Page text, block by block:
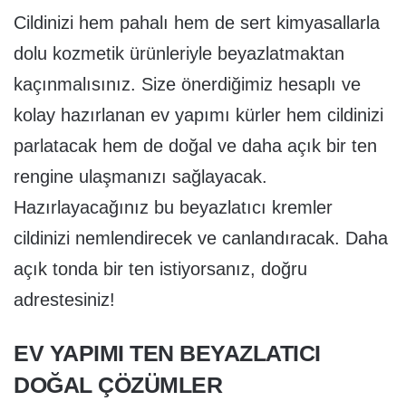
Cildinizi hem pahalı hem de sert kimyasallarla
dolu kozmetik ürünleriyle beyazlatmaktan
kaçınmalısınız. Size önerdiğimiz hesaplı ve
kolay hazırlanan ev yapımı kürler hem cildinizi
parlatacak hem de doğal ve daha açık bir ten
rengine ulaşmanızı sağlayacak.
Hazırlayacağınız bu beyazlatıcı kremler
cildinizi nemlendirecek ve canlandıracak. Daha
açık tonda bir ten istiyorsanız, doğru
adrestesiniz!
EV YAPIMI TEN BEYAZLATICI
DOĞAL ÇÖZÜMLER